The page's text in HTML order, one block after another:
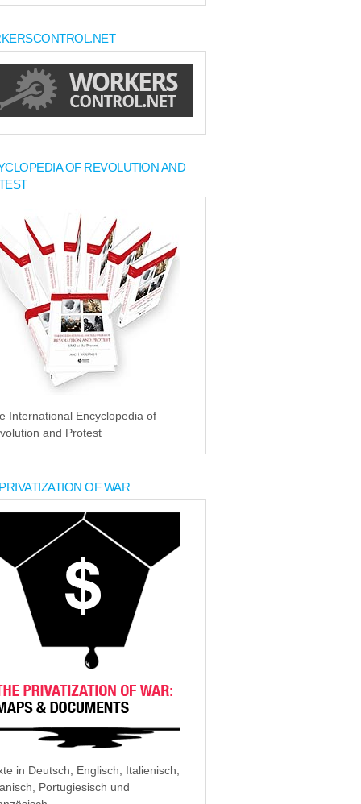
OF REVOLUTION AND
International Encyclopedia of
and Protest
OF WAR
in Deutsch, Englisch, Italienisch,
Portugiesisch und